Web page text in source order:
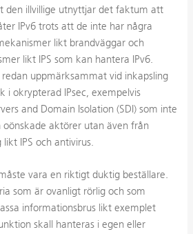
den illvillige utnyttjar det faktum att
IPv6 trots att de inte har några
likt brandväggar och
likt IPS som kan hantera IPv6.
uppmärksammat vid inkapsling
i okrypterad IPsec, exempelvis
and Domain Isolation (SDI) som inte
aktörer utan även från
IPS och antivirus.
vara en riktigt duktig beställare.
som är ovanligt rörlig och som
informationsbrus likt exemplet
skall hanteras i egen eller